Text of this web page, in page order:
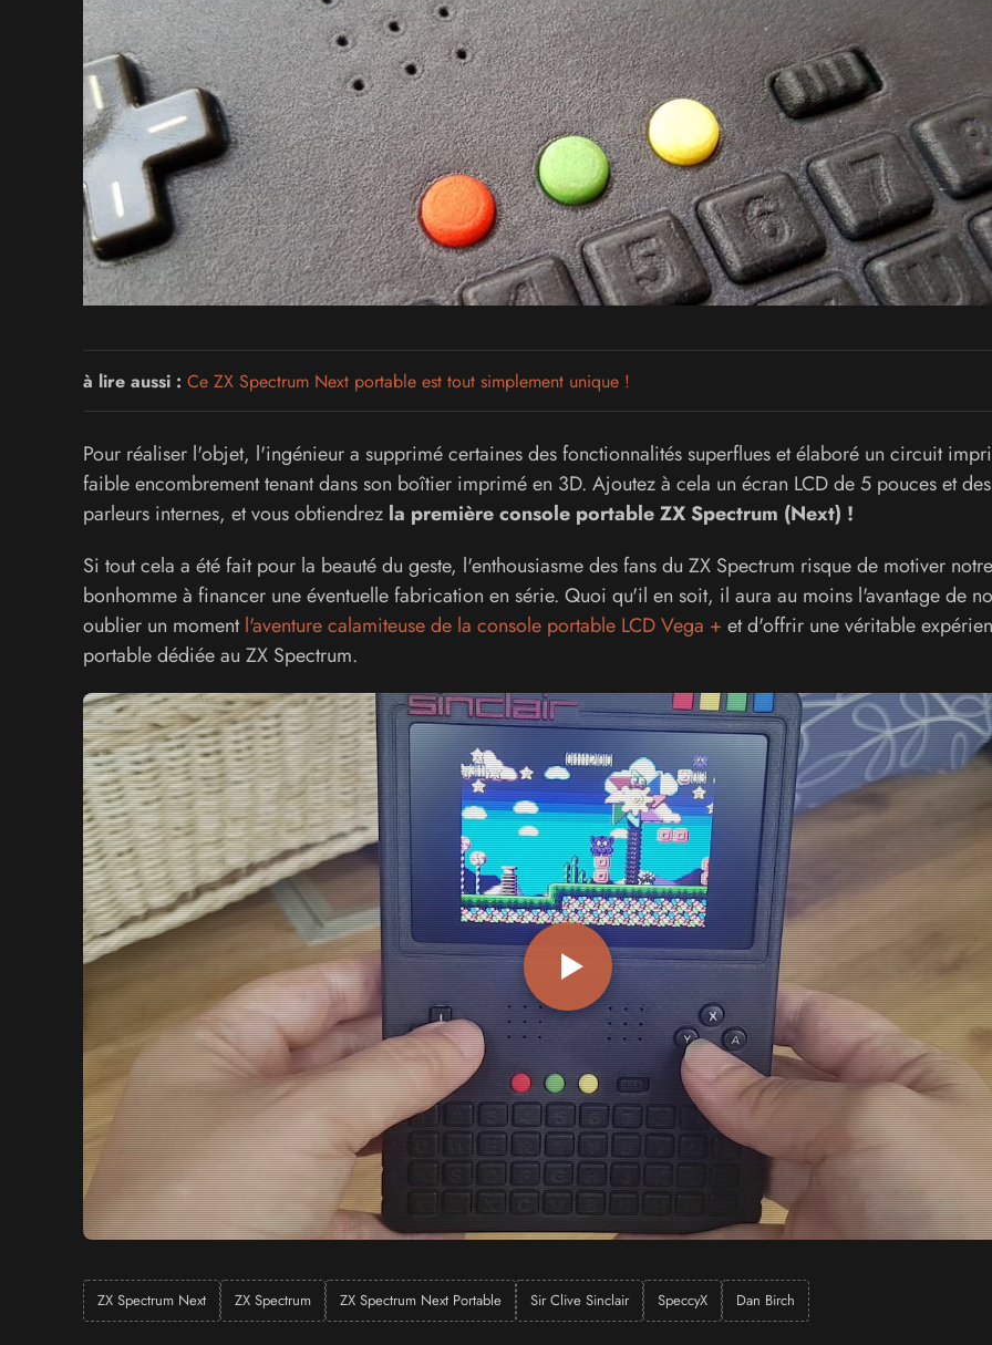
à lire aussi : Ce ZX Spectrum Next portable est tout simplement unique !
Pour réaliser l'objet, l'ingénieur a supprimé certaines des fonctionnalités superflues et élaboré un circuit
faible encombrement tenant dans son boîtier imprimé en 3D. Ajoutez à cela un écran LCD de 5 pouces et
parleurs internes, et vous obtiendrezla première console portable ZX Spectrum (Next) !
Si tout cela a été fait pour la beauté du geste, l'enthousiasme des fans du ZX Spectrum risque de motiver notre
bonhomme à financer une éventuelle fabrication en série. Quoi qu'il en soit, il aura au moins l'avantage de
oublier un momentl'aventure calamiteuse de la console portable LCD Vega + et d'offrir une véritable
portable dédiée au ZX Spectrum.
ZX Spectrum Next ZX Spectrum ZX Spectrum Next Portable Sir Clive Sinclair SpeccyX Dan Birch